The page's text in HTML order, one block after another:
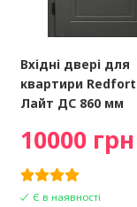
Вхідні двері для
квартири
Лайт ДС 860 мм
10000 грн
Є в наявності